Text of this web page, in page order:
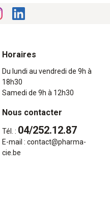
Horaires
Du lundi au vendredi de 9h à
18h30
Samedi de 9h à 12h30
Nous contacter
Tél. : 04/252.12.87
E-mail : contact@pharma-
cie.be